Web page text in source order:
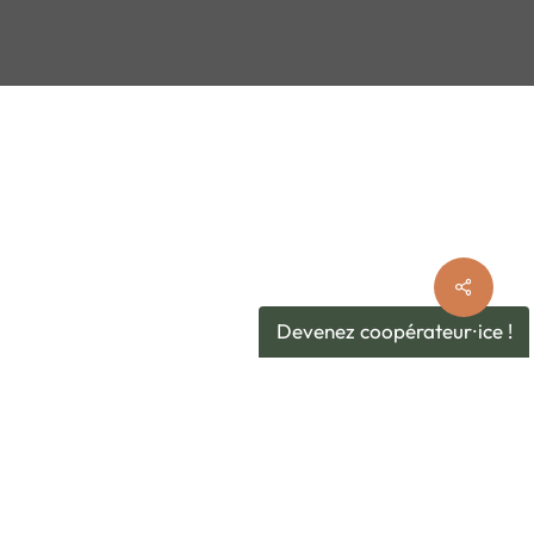
Devenez coopérateur⸱ice !